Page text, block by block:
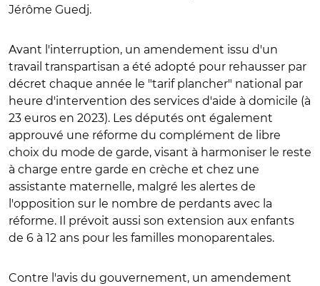
Jérôme Guedj.
Avant l'interruption, un amendement issu d'un
travail transpartisan a été adopté pour rehausser par
décret chaque année le "tarif plancher" national par
heure d'intervention des services d'aide à domicile (à
23 euros en 2023). Les députés ont également
approuvé une réforme du complément de libre
choix du mode de garde, visant à harmoniser le reste
à charge entre garde en crèche et chez une
assistante maternelle, malgré les alertes de
l'opposition sur le nombre de perdants avec la
réforme. Il prévoit aussi son extension aux enfants
de 6 à 12 ans pour les familles monoparentales.
Contre l'avis du gouvernement, un amendement